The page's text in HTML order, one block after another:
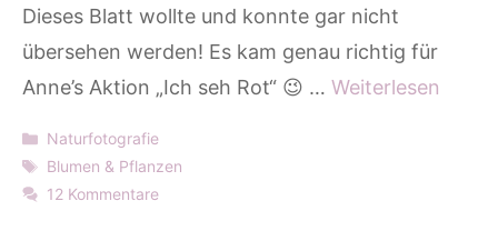
Dieses Blatt wollte und konnte gar nicht
übersehen werden! Es kam genau richtig für
Anne’s Aktion „Ich seh Rot“ 😉 … Weiterlesen
Kategorien
Naturfotografie
Schlagwörter
Blumen & Pflanzen
12 Kommentare